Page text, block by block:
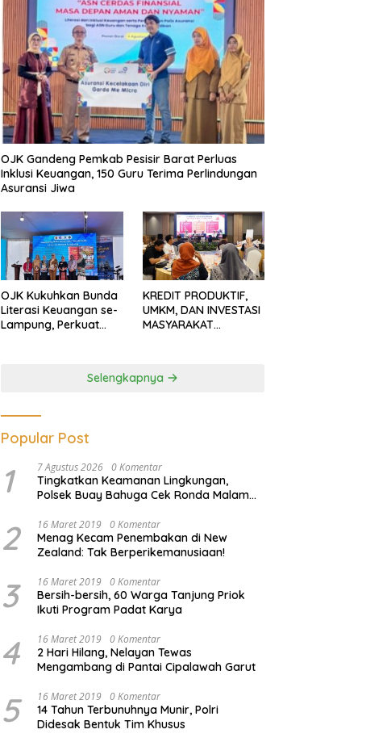
OJK Gandeng Pemkab Pesisir Barat Perluas
Inklusi Keuangan, 150 Guru Terima Perlindungan
Asuransi Jiwa
OJK Kukuhkan Bunda
Literasi Keuangan se-
Lampung, Perkuat
KREDIT PRODUKTIF,
UMKM, DAN INVESTASI
MASYARAKAT
Selengkapnya
Popular Post
1 7 Agustus 2026 0 Komentar
Tingkatkan Keamanan Lingkungan,
Polsek Buay Bahuga Cek Ronda Malam
2 16 Maret 2019 0 Komentar
Menag Kecam Penembakan di New
Zealand: Tak Berperikemanusiaan!
3 16 Maret 2019 0 Komentar
Bersih-bersih, 60 Warga Tanjung Priok
Ikuti Program Padat Karya
4 16 Maret 2019 0 Komentar
2 Hari Hilang, Nelayan Tewas
Mengambang di Pantai Cipalawah Garut
5 16 Maret 2019 0 Komentar
14 Tahun Terbunuhnya Munir, Polri
Didesak Bentuk Tim Khusus